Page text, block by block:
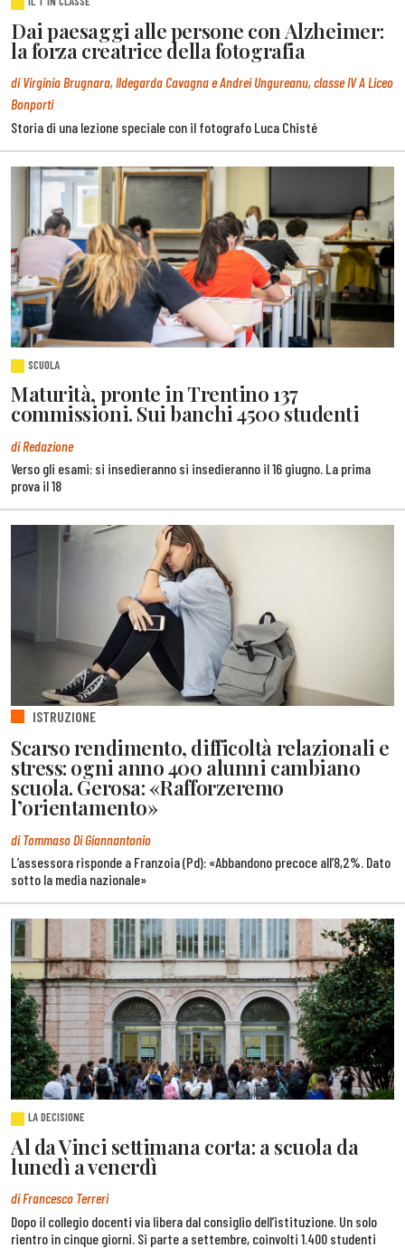
Dai paesaggi alle persone con Alzheimer:
la forza creatrice della fotografia
di Virginia Brugnara, Ildegarda Cavagna e Andrei Ungureanu, classe IV A Liceo
Bonporti
Storia di una lezione speciale con il fotografo Luca Chisté
SCUOLA
Maturità, pronte in Trentino 137
commissioni. Sui banchi 4500 studenti
di Redazione
Verso gli esami: si insedieranno si insedieranno il 16 giugno. La prima
prova il 18
ISTRUZIONE
Scarso rendimento, difficoltà relazionali e
stress: ogni anno 400 alunni cambiano
scuola. Gerosa: «Rafforzeremo
l’orientamento»
di Tommaso Di Giannantonio
L’assessora risponde a Franzoia (Pd): «Abbandono precoce all’8,2%. Dato
sotto la media nazionale»
LA DECISIONE
Al da Vinci settimana corta: a scuola da
lunedì a venerdì
di Francesco Terreri
Dopo il collegio docenti via libera dal consiglio dell’istituzione. Un solo
rientro in cinque giorni. Si parte a settembre, coinvolti 1.400 studenti